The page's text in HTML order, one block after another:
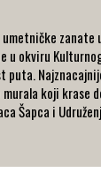
okviru
koji krase
Šapca i